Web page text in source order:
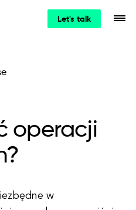
Let's talk
operacji
w